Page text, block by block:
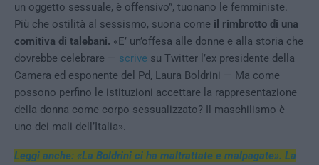
un oggetto sessuale, è offensivo”, tuonano le femministe.
Più che ostilità al sessismo, suona come il rimbrotto di una
comitiva di talebani. «E’ un’offesa alle donne e alla storia che
dovrebbe celebrare — scrive su Twitter l’ex presidente della
Camera ed esponente del Pd, Laura Boldrini — Ma come
possono perfino le istituzioni accettare la rappresentazione
della donna come corpo sessualizzato? Il maschilismo è
uno dei mali dell’Italia».
Leggi anche: «La Boldrini ci ha maltrattate e malpagate». La